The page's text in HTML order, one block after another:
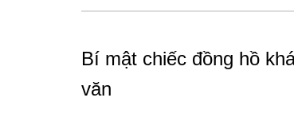
Bí mật chiếc đồng hồ
văn